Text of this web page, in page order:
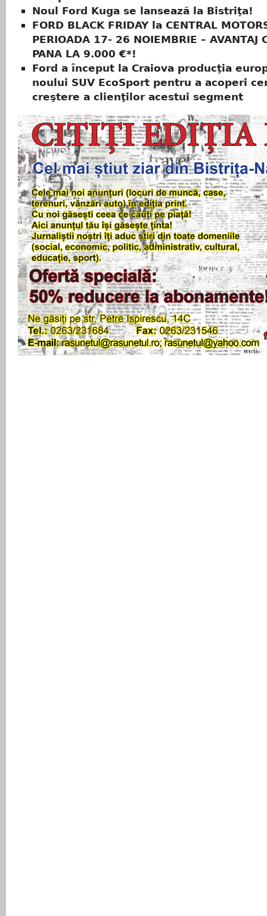
Noul Ford Kuga se lansează la Bistriţa!
FORD BLACK FRIDAY la CENTRAL
PERIOADA 17- 26 NOIEMBRIE – AVANTAJ
PANA LA 9.000 €*!
Ford a început la Craiova producţia
noului SUV EcoSport pentru a acoperi
creştere a clienţilor acestui segment